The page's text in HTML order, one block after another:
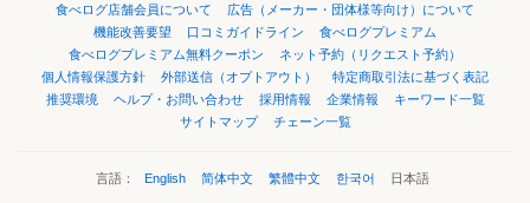
食べログ店舗会員について
広告（メーカー・団体様等向け）について
機能改善要望
口コミガイドライン
食べログプレミアム
食べログプレミアム無料クーポン
ネット予約（リクエスト予約）
個人情報保護方針
外部送信（オプトアウト）
特定商取引法に基づく表記
推奨環境
ヘルプ・お問い合わせ 採用情報 企業情報
キーワード一覧
サイトマップ
チェーン一覧
言語： English 简体中文 繁體中文 한국어 日本語